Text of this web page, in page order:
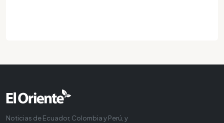
Noticias de Ecuador, Colombia y Perú, y